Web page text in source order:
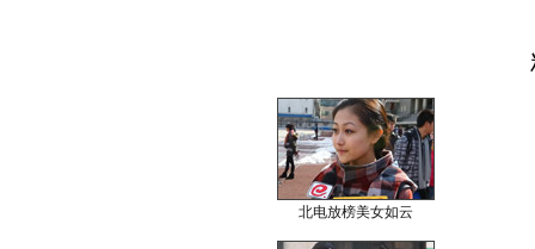
北电放榜美女如云